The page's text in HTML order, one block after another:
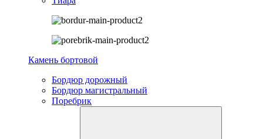
Камень бортовой
Бордюр дорожный
Бордюр магистральный
Поребрик